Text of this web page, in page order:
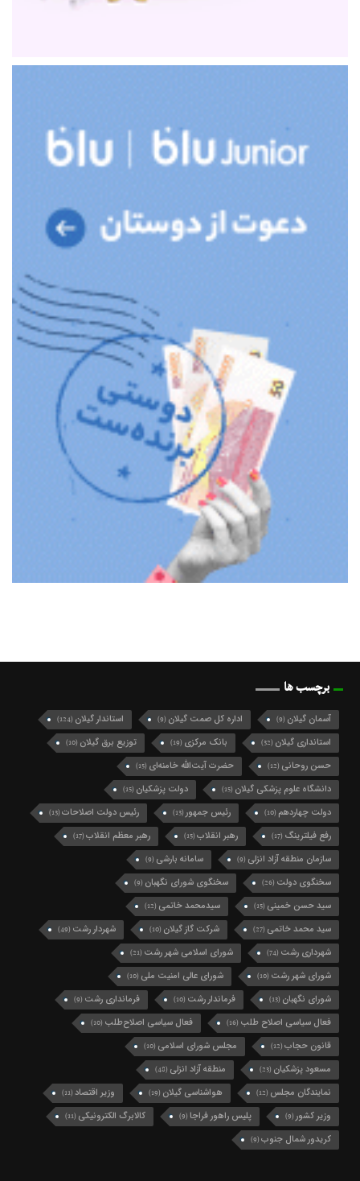
برچسب ها
آسمان گیلان (9) اداره کل صمت گیلان (9) استاندار گیلان (124)
استانداری گیلان (32) بانک مرکزی (19) توزیع برق گیلان (10)
حسن روحانی (12) حضرت آیت‌الله خامنه‌ای (15)
دانشگاه علوم پزشکی گیلان (15) دولت پزشکیان (15)
دولت چهاردهم (10) رئیس جمهور(13) رئیس دولت اصلاحات(13)
رفع فیلترینگ (17) رهبر انقلاب(15) رهبر معظم انقلاب(17)
سازمان منطقه آزاد انزلی (9) سامانه بارشی (9)
سخنگوی دولت (26) سخنگوی شورای نگهبان (9)
سید حسن خمینی (15) سیدمحمد خاتمی (12)
سید محمد خاتمی (27) شرکت گاز گیلان (10) شهردار رشت (49)
شهرداری رشت (74) شورای اسلامی شهر رشت (21)
شورای شهر رشت (10) شورای عالی امنیت ملی (10)
شورای نگهبان (13) فرماندار رشت (10) فرمانداری رشت (9)
فعال سیاسی اصلاح طلب (16) فعال سیاسی اصلاح‌طلب (10)
قانون حجاب(12) مجلس شورای اسلامی (10)
مسعود پزشکیان (23) منطقه آزاد انزلی (48)
نمایندگان مجلس (12) هواشناسی گیلان (19) وزیر اقتصاد(11)
وزیر کشور(9) پلیس راهور فراجا (9) کالابرگ الکترونیکی (11)
کریدور شمال جنوب(9)